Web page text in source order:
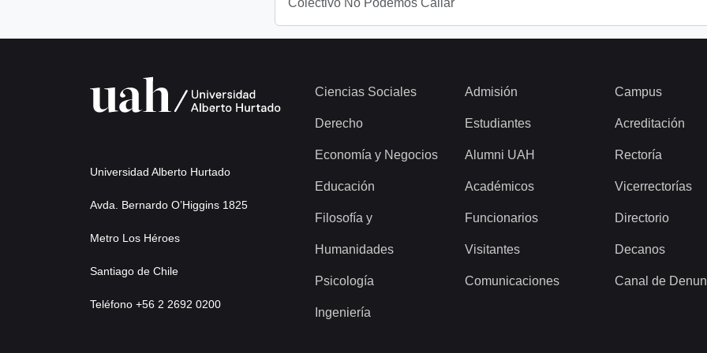
Colectivo No Podemos Callar
Universidad Alberto Hurtado
Avda. Bernardo O’Higgins 1825
Metro Los Héroes
Santiago de Chile
Teléfono +56 2 2692 0200
Ciencias Sociales
Derecho
Economía y Negocios
Educación
Filosofía y
Humanidades
Psicología
Ingeniería
Admisión
Estudiantes
Alumni UAH
Académicos
Funcionarios
Visitantes
Comunicaciones
Campus
Acreditación
Rectoría
Vicerrectorías
Directorio
Decanos
Canal de